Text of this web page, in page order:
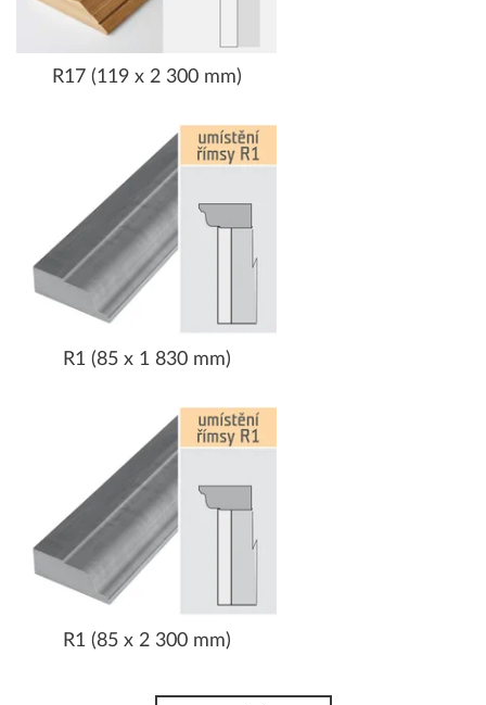
R17 (119 x 2 300 mm)
R1 (85 x 1 830 mm)
R1 (85 x 2 300 mm)